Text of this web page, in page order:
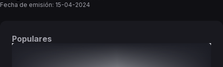
Fecha de emisión: 15-04-2024
Populares